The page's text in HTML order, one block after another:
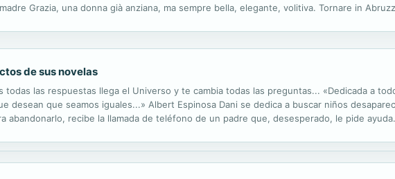
Grazia, una donna già anziana, ma sempre bella, elegante, volitiva. Tornare in
de sus novelas
todas las respuestas llega el Universo y te cambia todas las preguntas... «Dedicada a
desean que seamos iguales...» Albert Espinosa Dani se dedica a buscar niños
abandonarlo, recibe la llamada de teléfono de un padre que, desesperado, le pide